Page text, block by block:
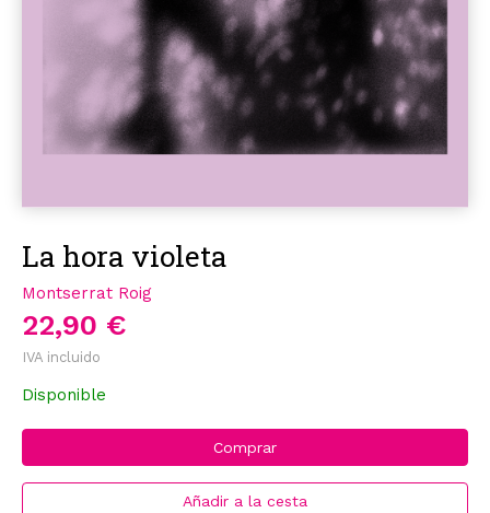
La hora violeta
Montserrat Roig
22,90 €
IVA incluido
Disponible
Comprar
Añadir a la cesta